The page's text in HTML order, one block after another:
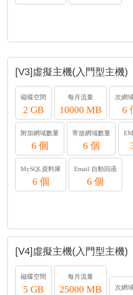
[V3]虛擬主機(入門型主機)
磁碟空間
2 GB
每月流量
10000 MB
次網
6
附加網域數量
6 個
寄放網域數量
6 個
MySQL資料庫
6 個
Email 自動回函
6 個
[V4]虛擬主機(入門型主機)
磁碟空間
5 GB
每月流量
25000 MB 次網